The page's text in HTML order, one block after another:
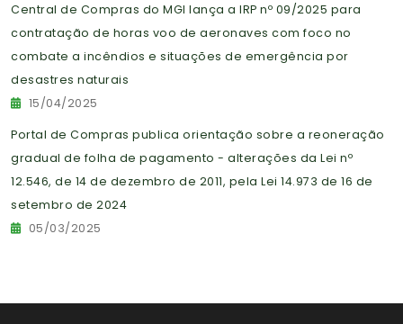
Central de Compras do MGI lança a IRP nº 09/2025 para
contratação de horas voo de aeronaves com foco no
combate a incêndios e situações de emergência por
desastres naturais
15/04/2025
Portal de Compras publica orientação sobre a reoneração
gradual de folha de pagamento - alterações da Lei nº
12.546, de 14 de dezembro de 2011, pela Lei 14.973 de 16 de
setembro de 2024
05/03/2025